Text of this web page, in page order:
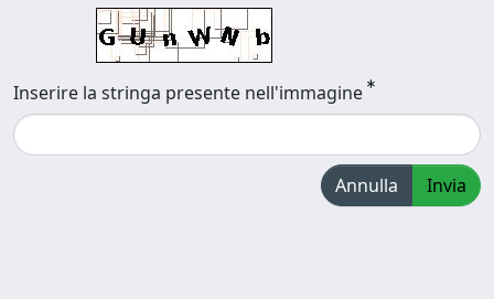
Inserire la stringa presente nell'immagine
Annulla Invia